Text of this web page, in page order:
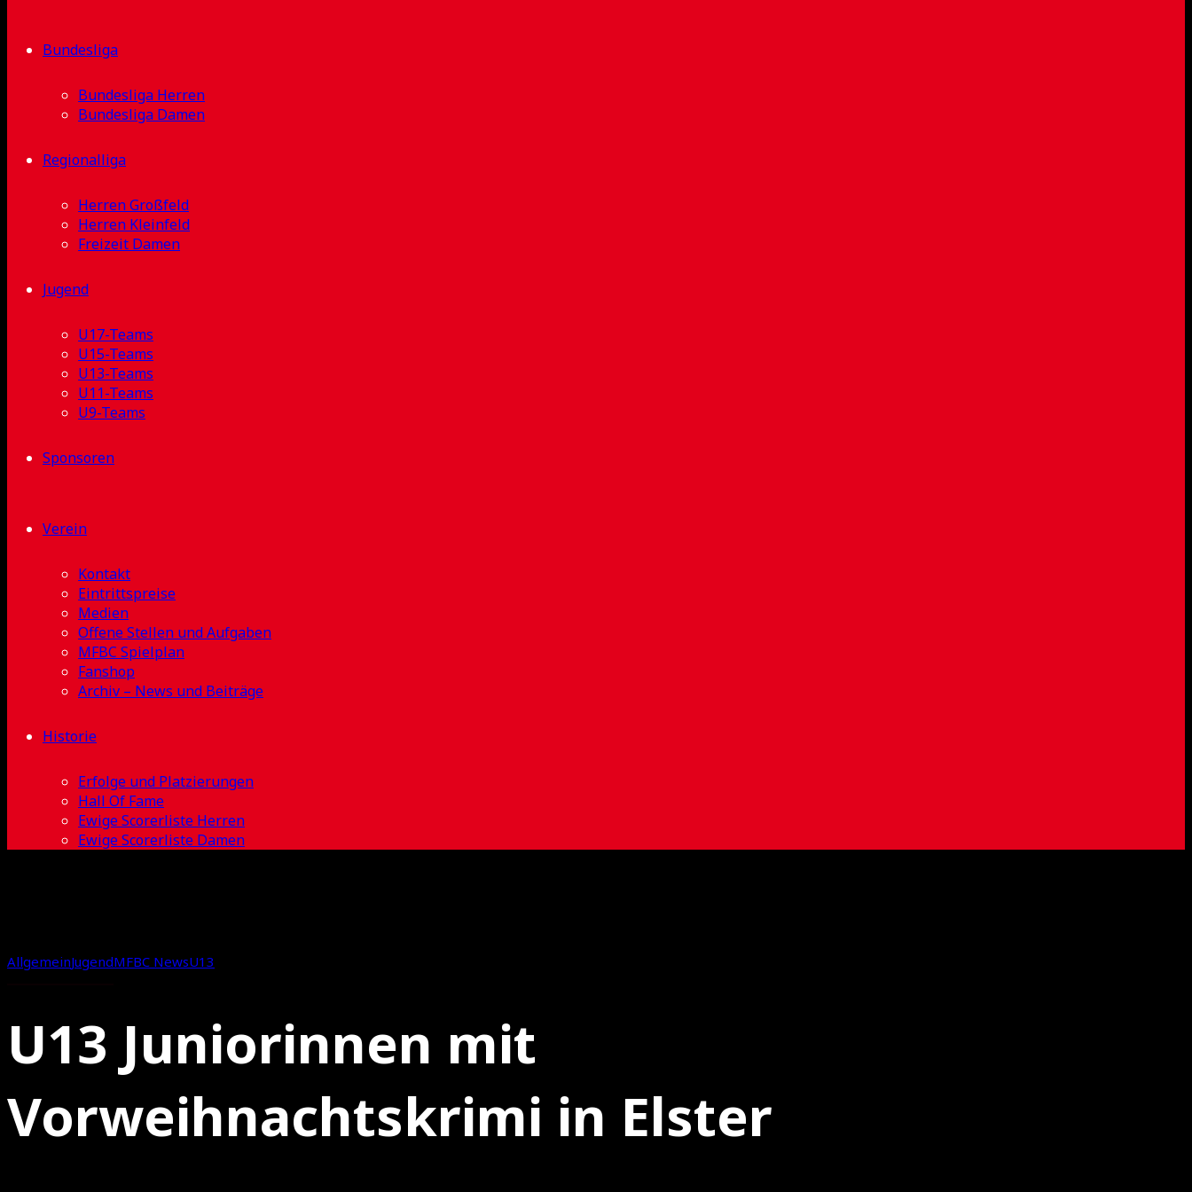
Bundesliga
Bundesliga Herren
Bundesliga Damen
Regionalliga
Herren Großfeld
Herren Kleinfeld
Freizeit Damen
Jugend
U17-Teams
U15-Teams
U13-Teams
U11-Teams
U9-Teams
Sponsoren
Verein
Kontakt
Eintrittspreise
Medien
Offene Stellen und Aufgaben
MFBC Spielplan
Fanshop
Archiv – News und Beiträge
Historie
Erfolge und Platzierungen
Hall Of Fame
Ewige Scorerliste Herren
Ewige Scorerliste Damen
AllgemeinJugendMFBC NewsU13
U13 Juniorinnen mit
Vorweihnachtskrimi in Elster